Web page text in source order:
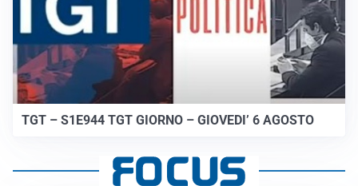
TGT – S1E944 TGT GIORNO – GIOVEDI’ 6 AGOSTO